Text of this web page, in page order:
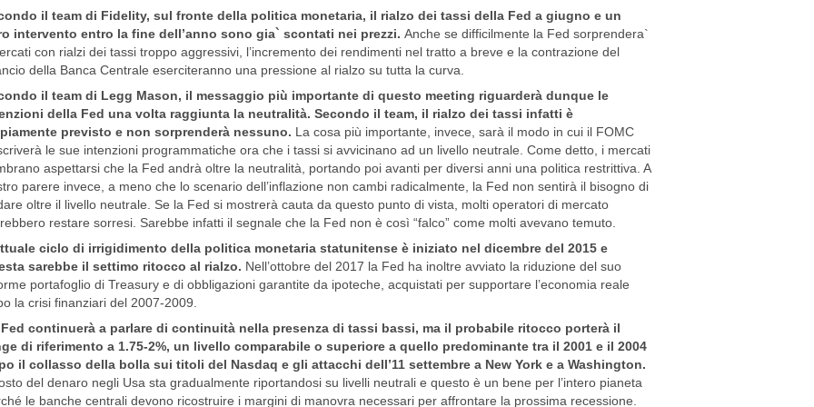
il team di Fidelity, sul fronte della politica monetaria, il rialzo dei tassi della Fed a giugno e un
intervento entro la fine dell’anno sono gia` scontati nei prezzi. Anche se difficilmente la Fed sorprendera`
con rialzi dei tassi troppo aggressivi, l’incremento dei rendimenti nel tratto a breve e la contrazione del
della Banca Centrale eserciteranno una pressione al rialzo su tutta la curva.
il team di Legg Mason, il messaggio più importante di questo meeting riguarderà dunque le
della Fed una volta raggiunta la neutralità. Secondo il team, il rialzo dei tassi infatti è
previsto e non sorprenderà nessuno. La cosa più importante, invece, sarà il modo in cui il FOMC
le sue intenzioni programmatiche ora che i tassi si avvicinano ad un livello neutrale. Come detto, i mercati
aspettarsi che la Fed andrà oltre la neutralità, portando poi avanti per diversi anni una politica restrittiva. A
parere invece, a meno che lo scenario dell’inflazione non cambi radicalmente, la Fed non sentirà il bisogno di
oltre il livello neutrale. Se la Fed si mostrerà cauta da questo punto di vista, molti operatori di mercato
restare sorresi. Sarebbe infatti il segnale che la Fed non è così “falco” come molti avevano temuto.
ciclo di irrigidimento della politica monetaria statunitense è iniziato nel dicembre del 2015 e
sarebbe il settimo ritocco al rialzo. Nell’ottobre del 2017 la Fed ha inoltre avviato la riduzione del suo
portafoglio di Treasury e di obbligazioni garantite da ipoteche, acquistati per supportare l’economia reale
la crisi finanziari del 2007-2009.
continuerà a parlare di continuità nella presenza di tassi bassi, ma il probabile ritocco porterà il
di riferimento a 1.75-2%, un livello comparabile o superiore a quello predominante tra il 2001 e il 2004
il collasso della bolla sui titoli del Nasdaq e gli attacchi dell’11 settembre a New York e a Washington.
del denaro negli Usa sta gradualmente riportandosi su livelli neutrali e questo è un bene per l’intero pianeta
le banche centrali devono ricostruire i margini di manovra necessari per affrontare la prossima recessione.